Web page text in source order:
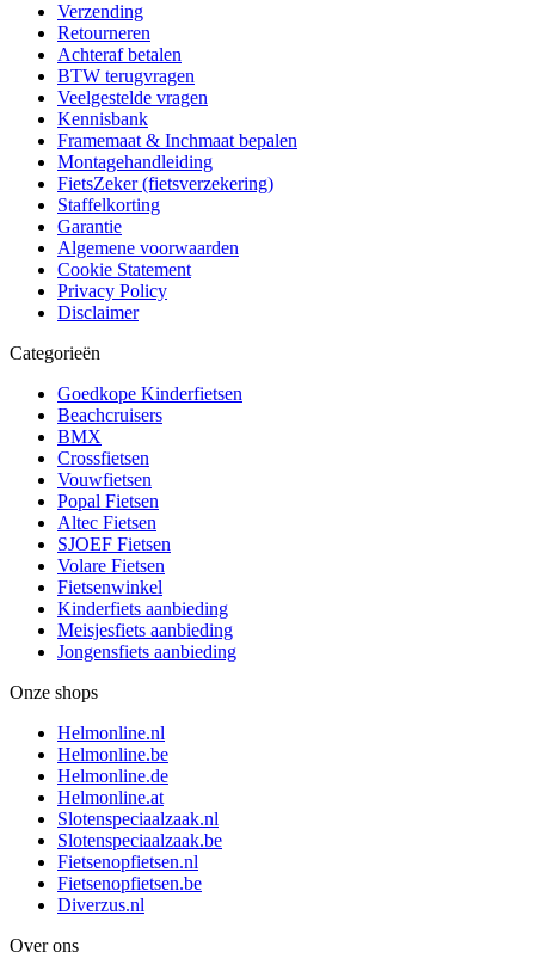
Verzending
Retourneren
Achteraf betalen
BTW terugvragen
Veelgestelde vragen
Kennisbank
Framemaat & Inchmaat bepalen
Montagehandleiding
FietsZeker (fietsverzekering)
Staffelkorting
Garantie
Algemene voorwaarden
Cookie Statement
Privacy Policy
Disclaimer
Categorieën
Goedkope Kinderfietsen
Beachcruisers
BMX
Crossfietsen
Vouwfietsen
Popal Fietsen
Altec Fietsen
SJOEF Fietsen
Volare Fietsen
Fietsenwinkel
Kinderfiets aanbieding
Meisjesfiets aanbieding
Jongensfiets aanbieding
Onze shops
Helmonline.nl
Helmonline.be
Helmonline.de
Helmonline.at
Slotenspeciaalzaak.nl
Slotenspeciaalzaak.be
Fietsenopfietsen.nl
Fietsenopfietsen.be
Diverzus.nl
Over ons